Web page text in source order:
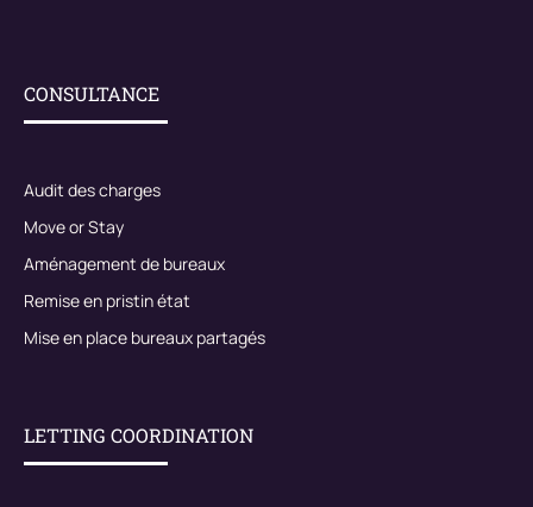
CONSULTANCE
Audit des charges
Move or Stay
Aménagement de bureaux
Remise en pristin état
Mise en place bureaux partagés
LETTING COORDINATION